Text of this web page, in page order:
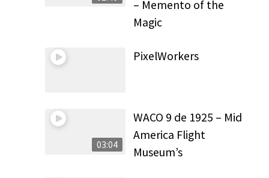
– Memento of the
Magic
PixelWorkers
03:04
WACO 9 de 1925 – Mid
America Flight
Museum’s